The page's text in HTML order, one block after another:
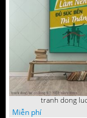
Miễn phí